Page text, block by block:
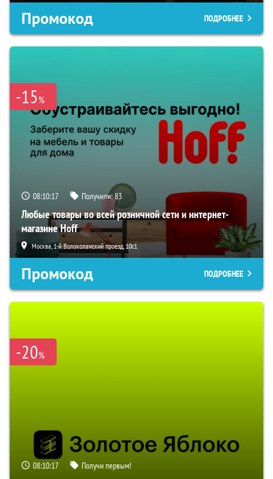
Промокод ПОДРОБНЕЕ
-15%
08:10:16 Получили:83
Любые товары во всей розничной сети и интернет-
магазине Hoff
Москва, 1-й Волоколамский проезд, 10с1
Промокод ПОДРОБНЕЕ
-20%
08:10:16 Получи первым!